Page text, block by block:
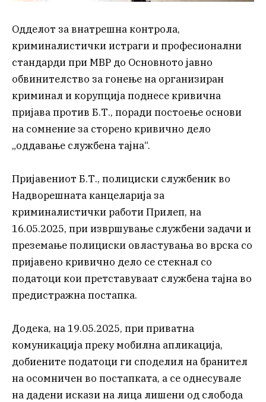
Одделот за внатрешна контрола,
криминалистички истраги и професионални
стандарди при МВР до Основното јавно
обвинителство за гонење на организиран
криминал и корупција поднесе кривична
пријава против Б.Т., поради постоење основи
на сомнение за сторено кривично дело
„оддавање службена тајна“.
Пријавениот Б.Т., полициски службеник во
Надворешната канцеларија за
криминалистички работи Прилеп, на
16.05.2025, при извршување службени задачи и
преземање полициски овластувања во врска со
пријавено кривично дело се стекнал со
податоци кои претставуваат службена тајна во
предистражна постапка.
Додека, на 19.05.2025, при приватна
комуникација преку мобилна апликација,
добиените податоци ги споделил на бранител
на осомничен во постапката, а се однесувале
на дадени искази на лица лишени од слобода